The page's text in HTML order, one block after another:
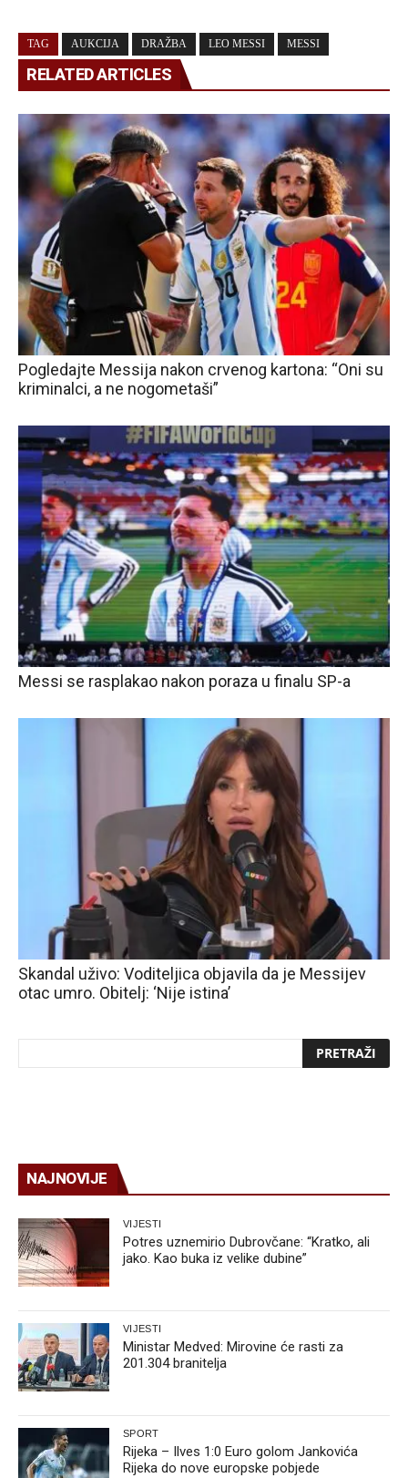
TAG AUKCIJA DRAŽBA LEO MESSI MESSI
RELATED ARTICLES
Pogledajte Messija nakon crvenog kartona: “Oni su
kriminalci, a ne nogometaši”
Messi se rasplakao nakon poraza u finalu SP-a
Skandal uživo: Voditeljica objavila da je Messijev
otac umro. Obitelj: ‘Nije istina’
NAJNOVIJE
VIJESTI
Potres uznemirio Dubrovčane: “Kratko, ali
jako. Kao buka iz velike dubine”
VIJESTI
Ministar Medved: Mirovine će rasti za
201.304 branitelja
SPORT
Rijeka – Ilves 1:0 Euro golom Jankovića
Rijeka do nove europske pobjede